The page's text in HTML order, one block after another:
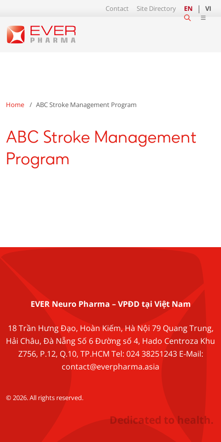
Contact Site Directory EN VI
Home ABC Stroke Management Program
ABC Stroke Management
Program
EVER Neuro Pharma – VPĐD tại Việt Nam
18 Trần Hưng Đạo, Hoàn Kiếm, Hà Nội 79 Quang Trung,
Hải Châu, Đà Nẵng Số 6 Đường số 4, Hado Centroza Khu
Z756, P.12, Q.10, TP.HCM Tel: 024 38251243 E-Mail:
contact@everpharma.asia
© 2026. All rights reserved.